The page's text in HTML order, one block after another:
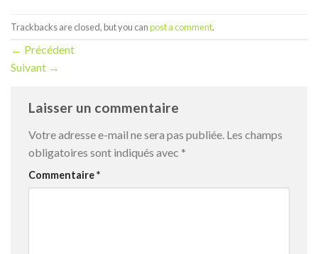
Trackbacks are closed, but you canpost a comment.
← Précédent
Suivant →
Laisser un commentaire
Votre adresse e-mail ne sera pas publiée. Les champs
obligatoires sont indiqués avec *
Commentaire*